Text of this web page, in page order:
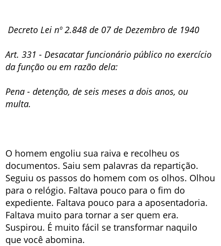
Decreto Lei nº 2.848 de 07 de Dezembro de 1940
Art. 331 - Desacatar funcionário público no exercício
da função ou em razão dela:
Pena - detenção, de seis meses a dois anos, ou
multa.
O homem engoliu sua raiva e recolheu os
documentos. Saiu sem palavras da repartição.
Seguiu os passos do homem com os olhos. Olhou
para o relógio. Faltava pouco para o fim do
expediente. Faltava pouco para a aposentadoria.
Faltava muito para tornar a ser quem era.
Suspirou. É muito fácil se transformar naquilo
que você abomina.